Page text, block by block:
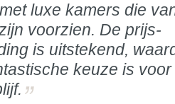
luxe kamers die
voorzien. De prijs-
is uitstekend,
keuze is